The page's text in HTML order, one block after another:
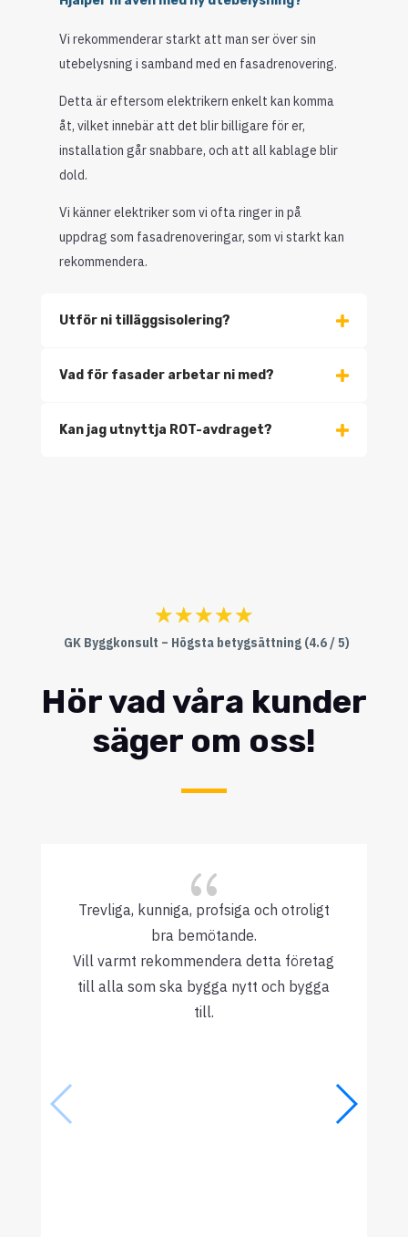
Vi rekommenderar starkt att man ser över sin
utebelysning i samband med en fasadrenovering.
Detta är eftersom elektrikern enkelt kan komma
åt, vilket innebär att det blir billigare för er,
installation går snabbare, och att all kablage blir
dold.
Vi känner elektriker som vi ofta ringer in på
uppdrag som fasadrenoveringar, som vi starkt kan
rekommendera.
Utför ni tilläggsisolering?
Vad för fasader arbetar ni med?
Kan jag utnyttja ROT-avdraget?
☆☆☆☆☆
GK Byggkonsult – Högsta betygsättning (4.6 / 5)
Hör vad våra kunder
säger om oss!
{
Trevliga, kunniga, profsiga och otroligt
bra bemötande.
Vill varmt rekommendera detta företag
till alla som ska bygga nytt och bygga
till.